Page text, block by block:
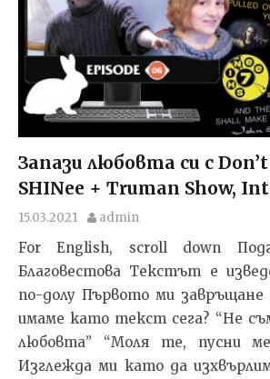
Запази любовта си с
SHINee + Truman Show,
15.03.2021 admin
For English, scroll down
Благовестова Текстът e
по-долу Първото ми завръщане
имаме като текст сега? “Не
любовта” “Моля те, пусни
Изглежда ми като да